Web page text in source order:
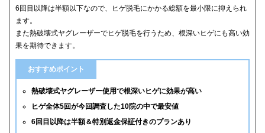
メンズリゼ 59,800円
メンズルシアクリニック 61,600円(平日5回)
65,880円(6回)
渋谷美容外科クリニック 74,800円(首あご裏除く)
ゴリラクリニック 76,800円(平日6回)
6回目以降は半額以下なので、ヒゲ脱毛にかかる総額を最小限に抑えられ
ます。
また熱破壊式ヤグレーザーでヒゲ脱毛を行うため、根深いヒゲにも高い効
果を期待できます。
おすすめポイント
熱破壊式ヤグレーザー使用で根深いヒゲに効果が高い
ヒゲ全体5回が今回調査した10院の中で最安値
6回目以降は半額＆特別返金保証付きのプランあり